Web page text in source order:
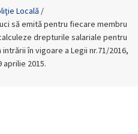
Locală /
să emită pentru fiecare membru
drepturile salariale pentru
în vigoare a Legii nr.71/2016,
2015.